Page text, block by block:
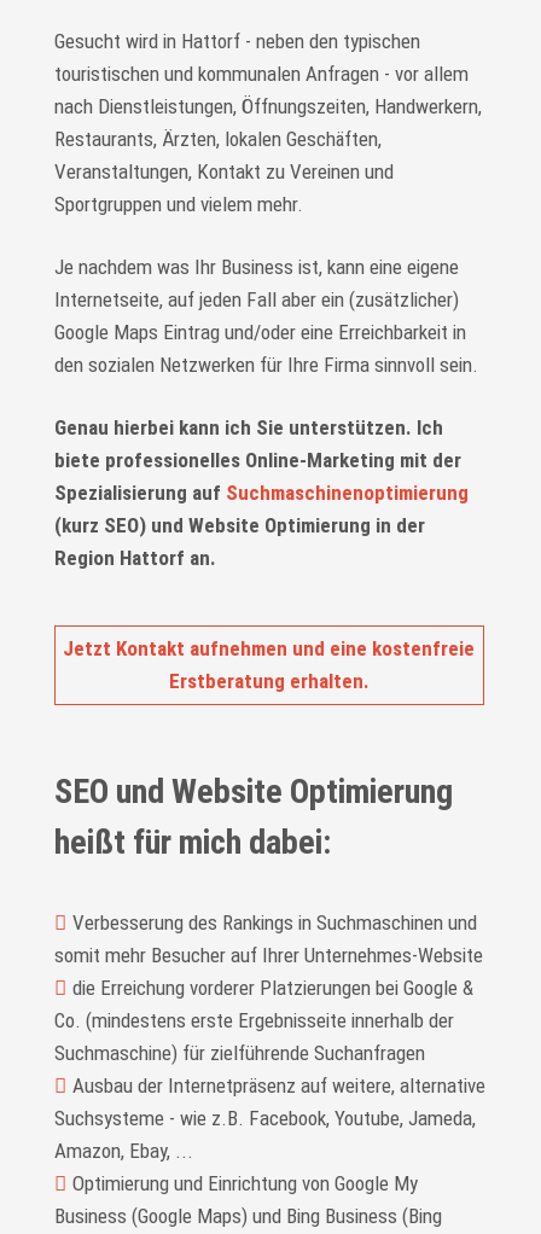
Gesucht wird in Hattorf - neben den typischen
touristischen und kommunalen Anfragen - vor allem
nach Dienstleistungen, Öffnungszeiten, Handwerkern,
Restaurants, Ärzten, lokalen Geschäften,
Veranstaltungen, Kontakt zu Vereinen und
Sportgruppen und vielem mehr.
Je nachdem was Ihr Business ist, kann eine eigene
Internetseite, auf jeden Fall aber ein (zusätzlicher)
Google Maps Eintrag und/oder eine Erreichbarkeit in
den sozialen Netzwerken für Ihre Firma sinnvoll sein.
Genau hierbei kann ich Sie unterstützen. Ich
biete professionelles Online-Marketing mit der
Spezialisierung auf Suchmaschinenoptimierung
(kurz SEO) und Website Optimierung in der
Region Hattorf an.
Jetzt Kontakt aufnehmen und eine kostenfreie
Erstberatung erhalten.
SEO und Website Optimierung
heißt für mich dabei:
Verbesserung des Rankings in Suchmaschinen und
somit mehr Besucher auf Ihrer Unternehmes-Website
die Erreichung vorderer Platzierungen bei Google &
Co. (mindestens erste Ergebnisseite innerhalb der
Suchmaschine) für zielführende Suchanfragen
Ausbau der Internetpräsenz auf weitere, alternative
Suchsysteme - wie z.B. Facebook, Youtube, Jameda,
Amazon, Ebay, ...
Optimierung und Einrichtung von Google My
Business (Google Maps) und Bing Business (Bing